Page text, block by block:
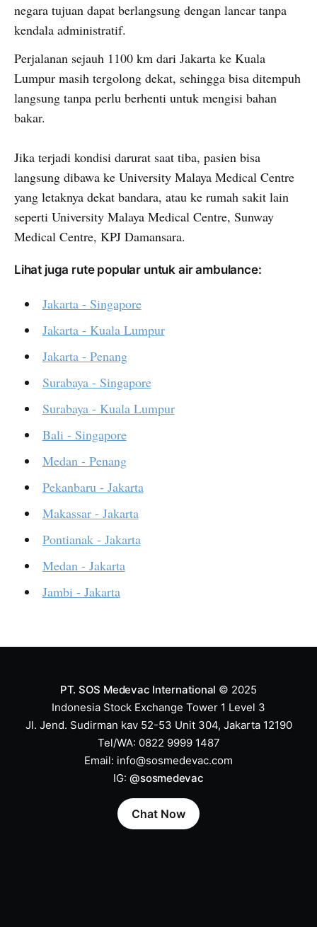
negara tujuan dapat berlangsung dengan lancar tanpa
kendala administratif.
Perjalanan sejauh 1100 km dari Jakarta ke Kuala
Lumpur masih tergolong dekat, sehingga bisa ditempuh
langsung tanpa perlu berhenti untuk mengisi bahan
bakar.
Jika terjadi kondisi darurat saat tiba, pasien bisa
langsung dibawa ke University Malaya Medical Centre
yang letaknya dekat bandara, atau ke rumah sakit lain
seperti University Malaya Medical Centre, Sunway
Medical Centre, KPJ Damansara.
Lihat juga rute popular untuk air ambulance:
Jakarta - Singapore
Jakarta - Kuala Lumpur
Jakarta - Penang
Surabaya - Singapore
Surabaya - Kuala Lumpur
Bali - Singapore
Medan - Penang
Pekanbaru - Jakarta
Makassar - Jakarta
Pontianak - Jakarta
Medan - Jakarta
Jambi - Jakarta
PT. SOS Medevac International © 2025
Indonesia Stock Exchange Tower 1 Level 3
Jl. Jend. Sudirman kav 52-53 Unit 304, Jakarta 12190
Tel/WA: 0822 9999 1487
Email: info@sosmedevac.com
IG:@sosmedevac
Chat Now